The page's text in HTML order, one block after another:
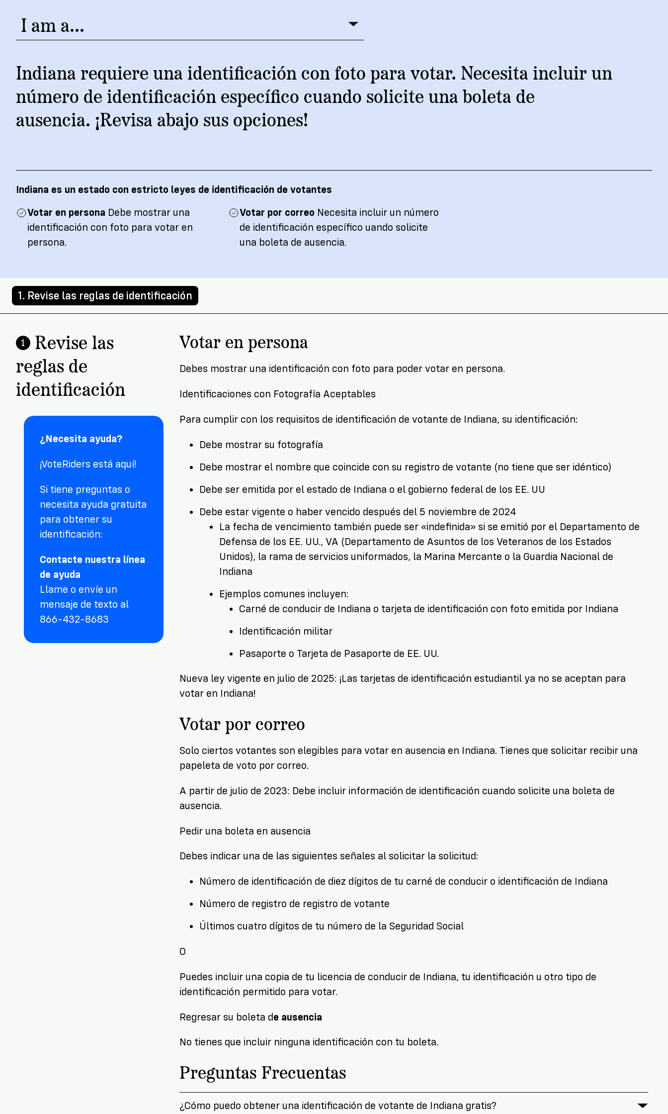
I am a...
Indiana requiere una identificación con foto para votar. Necesita incluir un
número de identificación específico cuando solicite una boleta de
ausencia. ¡Revisa abajo sus opciones!
Indiana es un estado con estricto leyes de identificación de votantes
Votar en persona Debe mostrar una
identificación con foto para votar en
persona.
Votar por correo Necesita incluir un número
de identificación específico uando solicite
una boleta de ausencia.
1. Revise las reglas de identificación
1 Revise las
reglas de
identificación
¿Necesita ayuda?
¡VoteRiders está aquí!
Si tiene preguntas o
necesita ayuda gratuita
para obtener su
identificación:
Contacte nuestra línea
de ayuda
Llame o envíe un
mensaje de texto al
866-432-8683
Votar en persona
Debes mostrar una identificación con foto para poder votar en persona.
Identificaciones con Fotografía Aceptables
Para cumplir con los requisitos de identificación de votante de Indiana, su identificación:
Debe mostrar su fotografía
Debe mostrar el nombre que coincide con su registro de votante (no tiene que ser idéntico)
Debe ser emitida por el estado de Indiana o el gobierno federal de los EE. UU
Debe estar vigente o haber vencido después del 5 noviembre de 2024
La fecha de vencimiento también puede ser «indefinida» si se emitió por el Departamento de
Defensa de los EE. UU., VA (Departamento de Asuntos de los Veteranos de los Estados
Unidos), la rama de servicios uniformados, la Marina Mercante o la Guardia Nacional de
Indiana
Ejemplos comunes incluyen:
Carné de conducir de Indiana o tarjeta de identificación con foto emitida por Indiana
Identificación militar
Pasaporte o Tarjeta de Pasaporte de EE. UU.
Nueva ley vigente en julio de 2025: ¡Las tarjetas de identificación estudiantil ya no se aceptan para
votar en Indiana!
Votar por correo
Solo ciertos votantes son elegibles para votar en ausencia en Indiana. Tienes que solicitar recibir una
papeleta de voto por correo.
A partir de julio de 2023: Debe incluir información de identificación cuando solicite una boleta de
ausencia.
Pedir una boleta en ausencia
Debes indicar una de las siguientes señales al solicitar la solicitud:
Número de identificación de diez dígitos de tu carné de conducir o identificación de Indiana
Número de registro de registro de votante
Últimos cuatro dígitos de tu número de la Seguridad Social
O
Puedes incluir una copia de tu licencia de conducir de Indiana, tu identificación u otro tipo de
identificación permitido para votar.
Regresar su boleta de ausencia
No tienes que incluir ninguna identificación con tu boleta.
Preguntas Frecuentas
¿Cómo puedo obtener una identificación de votante de Indiana gratis?